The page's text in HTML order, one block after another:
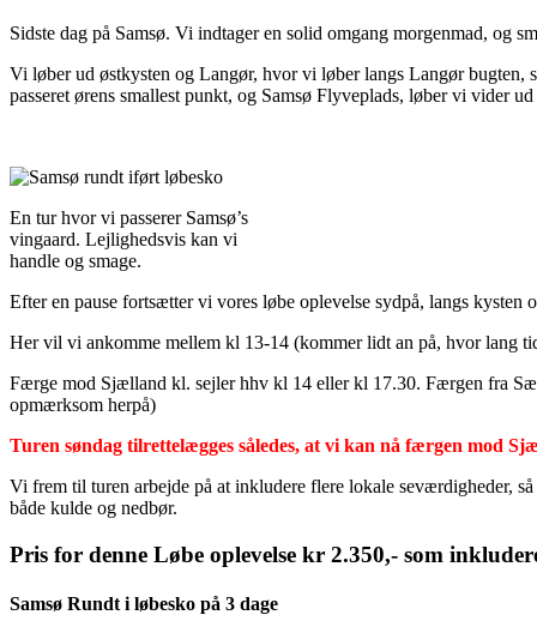
Sidste dag på Samsø. Vi indtager en solid omgang morgenmad, og
Vi løber ud østkysten og Langør, hvor vi løber langs Langør
passeret ørens smallest punkt, og Samsø Flyveplads, løber vi vider
En tur hvor vi passerer Samsø’s
vingaard. Lejlighedsvis kan vi
handle og smage.
Efter en pause fortsætter vi vores løbe oplevelse sydpå, langs
Her vil vi ankomme mellem kl 13-14 (kommer lidt an på, hvor lang
Færge mod Sjælland kl. sejler hhv kl 14 eller kl 17.30. Færgen fra
opmærksom herpå)
Turen søndag tilrettelægges således, at vi kan nå færgen mod
Vi frem til turen arbejde på at inkludere flere lokale seværdigheder,
både kulde og nedbør.
Pris for denne Løbe oplevelse kr 2.350,- som
Samsø Rundt i løbesko på 3 dage